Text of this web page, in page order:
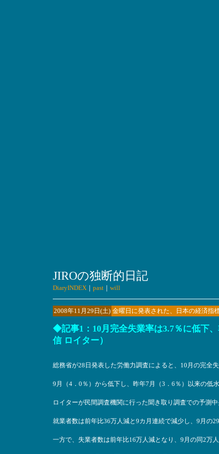
JIROの独断的日記
DiaryINDEX｜ past｜ will
2008年11月29日(土) 金曜日に発表された、日本の経済指
◆記事1：10月完全失業率は3.7％に低下
信 ロイター）
総務省が28日発表した労働力調査によると、10月の完全
9月（4．0％）から低下し、昨年7月（3．6％）以来の低
ロイターが民間調査機関に行った聞き取り調査での予測
就業者数は前年比36万人減と9カ月連続で減少し、9月の
一方で、失業者数は前年比16万人減となり、9月の同2万